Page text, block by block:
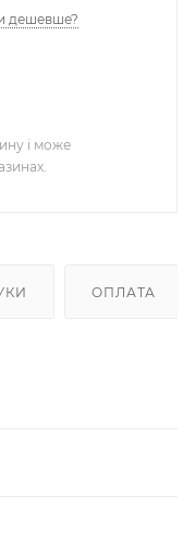
дешевше?
і може
ОПЛАТА